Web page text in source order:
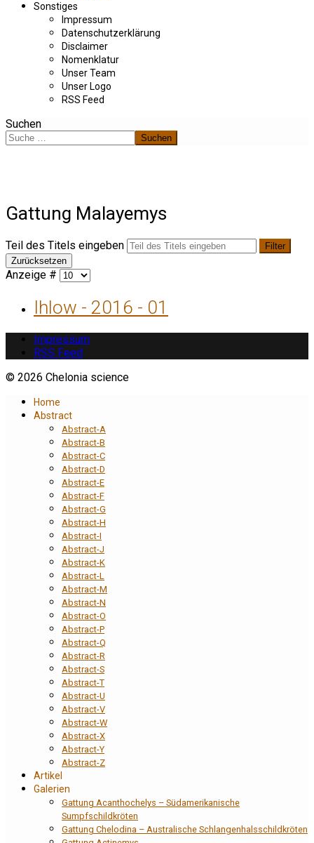
Sonstiges
Impressum
Datenschutzerklärung
Disclaimer
Nomenklatur
Unser Team
Unser Logo
RSS Feed
Suchen
Suchen
Gattung Malayemys
Teil des Titels eingeben
Filter
Zurücksetzen
Anzeige #
Ihlow - 2016 - 01
Impressum
RSS Feed
© 2026 Chelonia science
Home
Abstract
Abstract-A
Abstract-B
Abstract-C
Abstract-D
Abstract-E
Abstract-F
Abstract-G
Abstract-H
Abstract-I
Abstract-J
Abstract-K
Abstract-L
Abstract-M
Abstract-N
Abstract-O
Abstract-P
Abstract-Q
Abstract-R
Abstract-S
Abstract-T
Abstract-U
Abstract-V
Abstract-W
Abstract-X
Abstract-Y
Abstract-Z
Artikel
Galerien
Gattung Acanthochelys – Südamerikanische
Sumpfschildkröten
Gattung Chelodina – Australische Schlangenhalsschildkröten